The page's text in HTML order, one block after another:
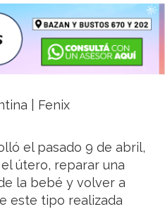
| Fenix
el pasado 9 de abril,
útero, reparar una
la bebé y volver a
este tipo realizada